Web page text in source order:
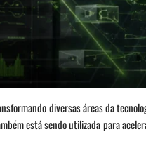
diversas áreas da
está sendo utilizada para